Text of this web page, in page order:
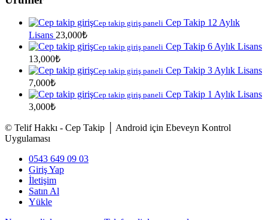
Cep takip giriş paneli Cep Takip 12 Aylık
Lisans 23,000₺
Cep takip giriş paneli Cep Takip 6 Aylık Lisans
13,000₺
Cep takip giriş paneli Cep Takip 3 Aylık Lisans
7,000₺
Cep takip giriş paneli Cep Takip 1 Aylık Lisans
3,000₺
© Telif Hakkı - Cep Takip │ Android için Ebeveyn Kontrol
Uygulaması
0543 649 09 03
Giriş Yap
İletişim
Satın Al
Yükle